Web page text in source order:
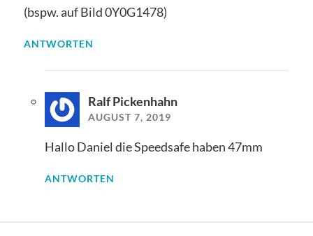
(bspw. auf Bild 0Y0G1478)
ANTWORTEN
Ralf Pickenhahn
AUGUST 7, 2019
Hallo Daniel die Speedsafe haben 47mm
ANTWORTEN